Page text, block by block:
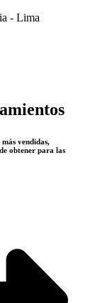
- Lima
más vendidas,
obtener para las